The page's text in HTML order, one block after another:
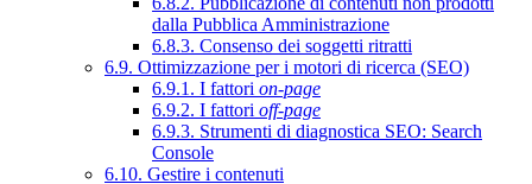
dalla Pubblica Amministrazione
6.8.3. Consenso dei soggetti ritratti
6.9. Ottimizzazione per i motori di ricerca (SEO)
6.9.1. I fattori on-page
6.9.2. I fattori off-page
6.9.3. Strumenti di diagnostica SEO: Search
Console
6.10. Gestire i contenuti